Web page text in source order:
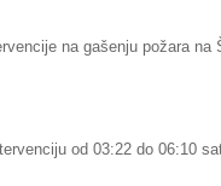
na gašenju požara na
od 03:22 do 06:10